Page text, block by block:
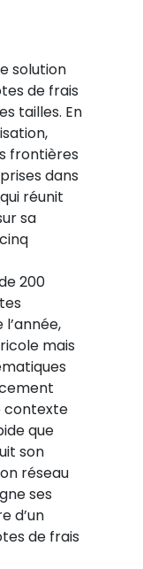
solution
de frais
tailles. En
frontières
dans
réunit
sa
200
mais
contexte
que
son
réseau
ses
d’un
de frais